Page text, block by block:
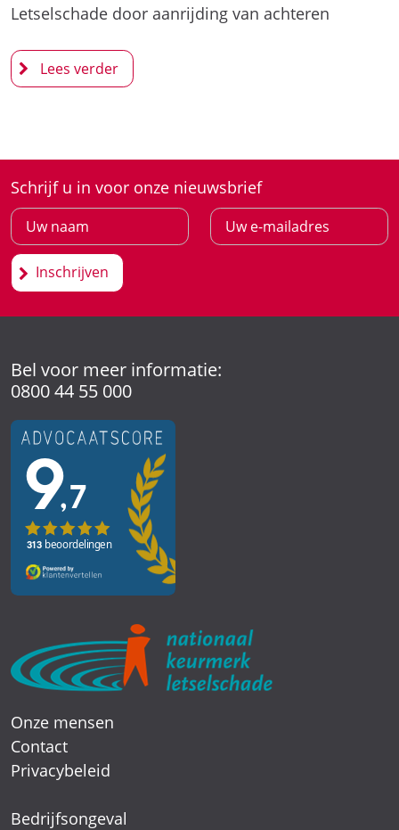
Letselschade door aanrijding van achteren
Schrijf u in voor onze nieuwsbrief
Inschrijven
Bel voor meer informatie:
0800 44 55 000
Onze mensen
Contact
Privacybeleid
Bedrijfsongeval